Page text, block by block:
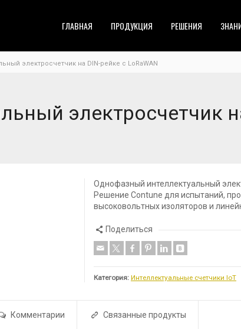
ГЛАВНАЯ ПРОДУКЦИЯ РЕШЕНИЯ
электросчетчик на DIN-рейке с LoRaWAN
электросчетчик
Однофазный интеллектуальный
Решение Contune для испытаний,
высоковольтных изоляторов и
Поделиться
Категория: Интеллектуальные счетчики IoT
Комментарии Связанные продукты